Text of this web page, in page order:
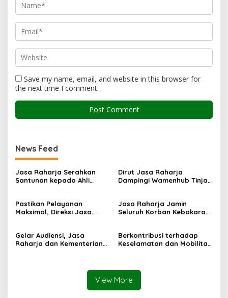
Save my name, email, and website in this browser for
the next time I comment.
News Feed
Jasa Raharja Serahkan
Santunan kepada Ahli
Dirut Jasa Raharja
Dampingi Wamenhub Tinjau
PHC Surabaya
Pastikan Pelayanan
Maksimal, Direksi Jasa
Sentosa II
Jasa Raharja Jamin
Seluruh Korban Kebakaran
Gelar Audiensi, Jasa
Raharja dan Kementerian
Berkontribusi terhadap
Keselamatan dan Mobilitas
Awards 2026
View More